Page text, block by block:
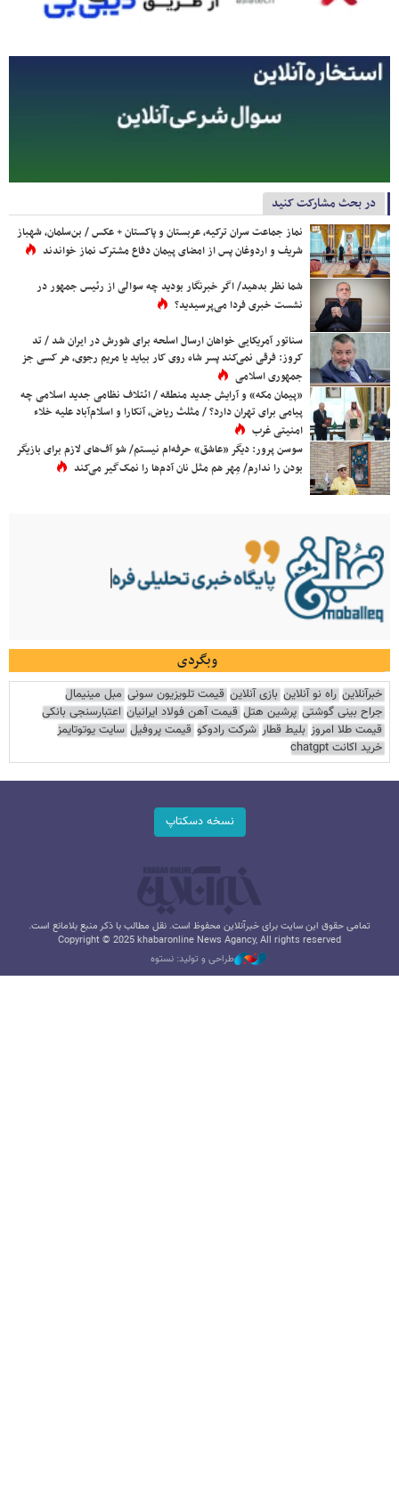
در بحث مشارکت کنید
نماز جماعت سران ترکیه، عربستان و پاکستان + عکس / بن‌سلمان، شهباز
شریف و اردوغان پس از امضای پیمان دفاع مشترک نماز خواندند
شما نظر بدهید/ اگر خبرنگار بودید چه سوالی از رئیس جمهور در
نشست خبری فردا می‌پرسیدید؟
سناتور آمریکایی خواهان ارسال اسلحه برای شورش در ایران شد / تد
کروز: فرقی نمی‌کند پسر شاه روی کار بیاید یا مریم رجوی، هر کسی جز
جمهوری اسلامی
«پیمان مکه» و آرایش جدید منطقه / ائتلاف نظامی جدید اسلامی چه
پیامی برای تهران دارد؟ / مثلث ریاض، آنکارا و اسلام‌آباد علیه خلاء
امنیتی غرب
سوسن پرور: دیگر «عاشق» حرفه‌ام نیستم/ شو آف‌های لازم برای بازیگر
بودن را ندارم/ مِهر هم مثل نان آدم‌ها را نمک‌گیر می‌کند
وبگردی
خبرآنلاین راه نو آنلاین بازی آنلاین قیمت تلویزیون سونی مبل مینیمال
جراح بینی گوشتی پرشین هتل قیمت آهن فولاد ایرانیان اعتبارسنجی بانکی
قیمت طلا امروز بلیط قطار شرکت رادوکو قیمت پروفیل سایت یوتوتایمز
خرید اکانت chatgpt
نسخه دسکتاپ
تمامی حقوق این سایت برای خبرآنلاین محفوظ است. نقل مطالب با ذکر منبع بلامانع است.
Copyright © 2025 khabaronline News Agancy, All rights reserved
طراحی و تولید: نستوه